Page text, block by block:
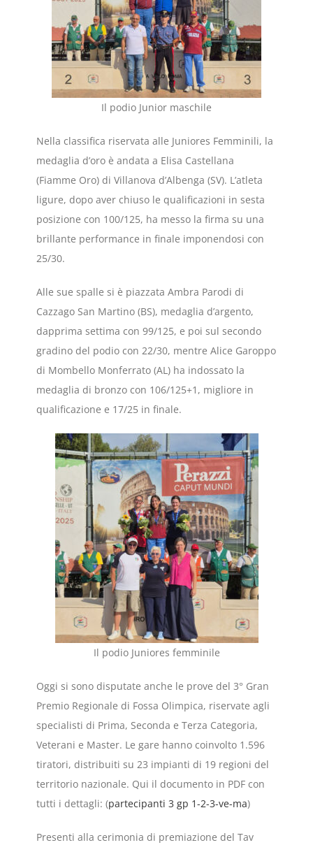
Il podio Junior maschile
Nella classifica riservata alle Juniores Femminili, la
medaglia d’oro è andata a Elisa Castellana
(Fiamme Oro) di Villanova d’Albenga (SV). L’atleta
ligure, dopo aver chiuso le qualificazioni in sesta
posizione con 100/125, ha messo la firma su una
brillante performance in finale imponendosi con
25/30.
Alle sue spalle si è piazzata Ambra Parodi di
Cazzago San Martino (BS), medaglia d’argento,
dapprima settima con 99/125, e poi sul secondo
gradino del podio con 22/30, mentre Alice Garoppo
di Mombello Monferrato (AL) ha indossato la
medaglia di bronzo con 106/125+1, migliore in
qualificazione e 17/25 in finale.
Il podio Juniores femminile
Oggi si sono disputate anche le prove del 3° Gran
Premio Regionale di Fossa Olimpica, riservate agli
specialisti di Prima, Seconda e Terza Categoria,
Veterani e Master. Le gare hanno coinvolto 1.596
tiratori, distribuiti su 23 impianti di 19 regioni del
territorio nazionale. Qui il documento in PDF con
tutti i dettagli: (partecipanti 3 gp 1-2-3-ve-ma)
Presenti alla cerimonia di premiazione del Tav